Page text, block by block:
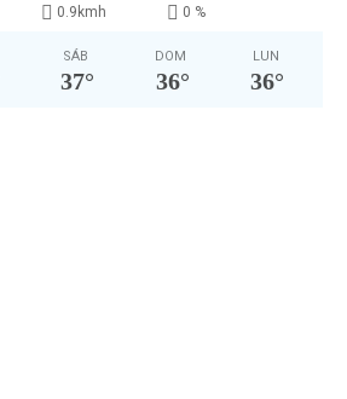
0.9kmh 0 %
SÁB
37°
DOM
36°
LUN
36°